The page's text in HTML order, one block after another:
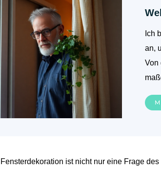
Ich
an,
Von
ist nicht nur eine Frage